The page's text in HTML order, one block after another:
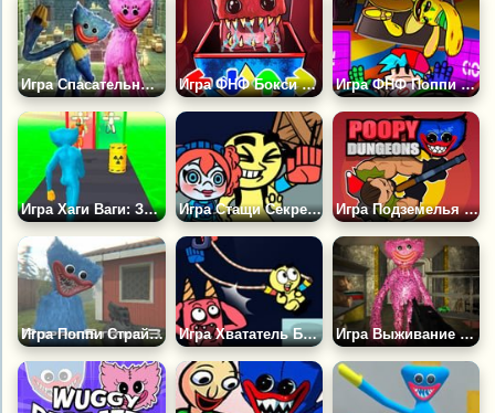
Игра Спасательный Паркур Хаги Ваги Игра ФНФ Бокси Бу: Проект Плейтайм Игра ФНФ Поппи Плейтайм: Кролик Бонзо
Игра Хаги Ваги: Забег Чудаковатого Монстра Игра Стащи Секретные Материалы у Хаги Игра Подземелья Поппи Плейтайм
Игра Поппи Страйк 3 Игра Хвататель Бан Бан Игра Выживание в Поппи Плейтайм: Хаги Ваги